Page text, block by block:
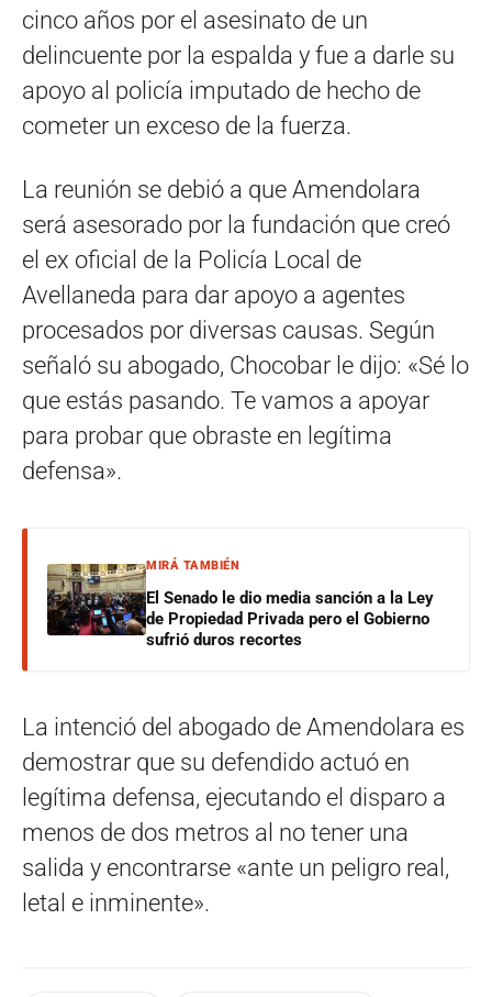
cinco años por el asesinato de un
delincuente por la espalda y fue a darle su
apoyo al policía imputado de hecho de
cometer un exceso de la fuerza.
La reunión se debió a que Amendolara
será asesorado por la fundación que creó
el ex oficial de la Policía Local de
Avellaneda para dar apoyo a agentes
procesados por diversas causas. Según
señaló su abogado, Chocobar le dijo: «Sé lo
que estás pasando. Te vamos a apoyar
para probar que obraste en legítima
defensa».
MIRÁ TAMBIÉN
El Senado le dio media sanción a la Ley
de Propiedad Privada pero el Gobierno
sufrió duros recortes
La intenció del abogado de Amendolara es
demostrar que su defendido actuó en
legítima defensa, ejecutando el disparo a
menos de dos metros al no tener una
salida y encontrarse «ante un peligro real,
letal e inminente».